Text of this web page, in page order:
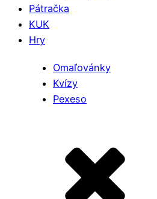
Pátračka
KUK
Hry
Omaľovánky
Kvízy
Pexeso